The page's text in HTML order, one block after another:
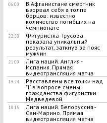
06:00
В Афганистане смертник
взорвал себя в толпе
борцов: известно
количество погибших на
чемпионате
22:58
Фигуристка Трусова
показала уникальный
результат, заткнув за пояс
мужчин
21:00
Лига наций. Англия -
Испания. Прямая
видеотрансляция матча
19:24
Расставлены все точки над
"і" в вопросе смены
гражданства фигуристки
Медведевой
18:15
Лига наций. Белоруссия -
Сан-Марино. Прямая
видеотрансляция матча